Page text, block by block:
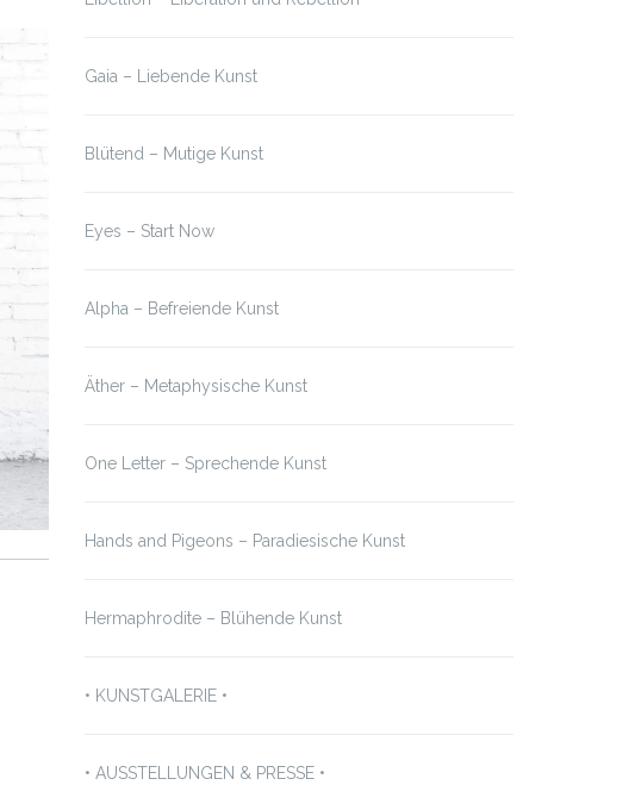
Gaia – Liebende Kunst
Blütend – Mutige Kunst
Eyes – Start Now
Alpha – Befreiende Kunst
Äther – Metaphysische Kunst
One Letter – Sprechende Kunst
Hands and Pigeons – Paradiesische Kunst
Hermaphrodite – Blühende Kunst
• KUNSTGALERIE •
• AUSSTELLUNGEN & PRESSE •